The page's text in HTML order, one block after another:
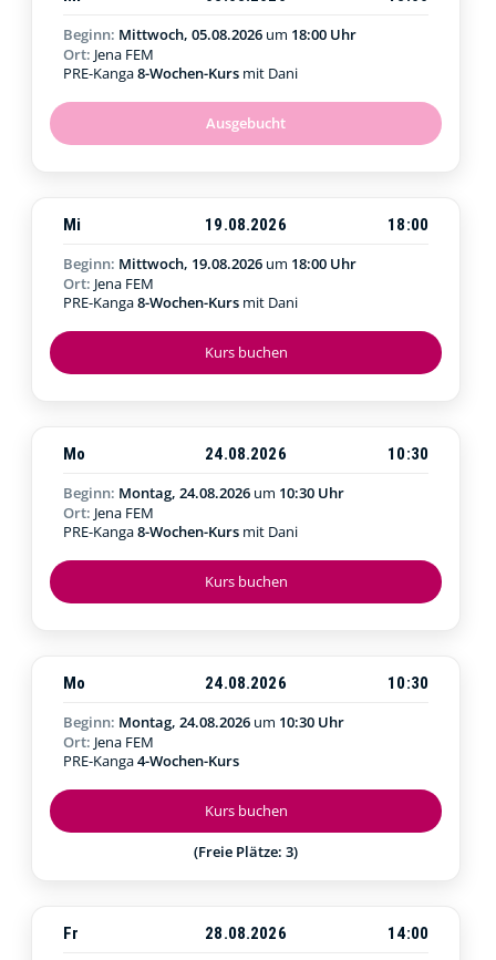
Ausgebucht
Beginn: Mittwoch, 05.08.2026 um 18:00 Uhr
Ort: Jena FEM
PRE-Kanga8-Wochen-Kurs mit Dani
Kurs buchen
Mi 19.08.2026
18:00
Beginn: Mittwoch, 19.08.2026 um 18:00 Uhr
Ort: Jena FEM
PRE-Kanga8-Wochen-Kurs mit Dani
Kurs buchen
Mo 24.08.2026
10:30
Beginn: Montag, 24.08.2026 um 10:30 Uhr
Ort: Jena FEM
PRE-Kanga8-Wochen-Kurs mit Dani
Kurs buchen
(Freie Plätze: 3)
Mo 24.08.2026
10:30
Beginn: Montag, 24.08.2026 um 10:30 Uhr
Ort: Jena FEM
PRE-Kanga4-Wochen-Kurs
Fr 28.08.2026
14:00